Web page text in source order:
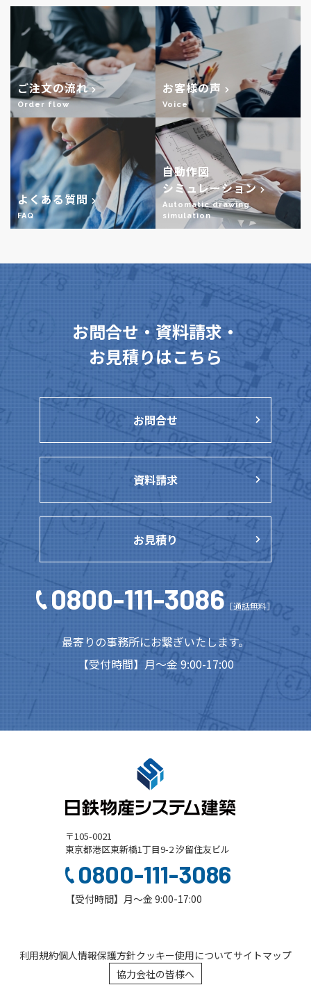
ご注文の流れ
Order flow
お客様の声
Voice
よくある質問
FAQ
自動作図
シミュレーション
Automatic drawing
simulation
お問合せ・資料請求・
お見積りはこちら
お問合せ
資料請求
お見積り
0800-111-3086 ［通話無料］
最寄りの事務所にお繋ぎいたします。
【受付時間】月～金 9:00-17:00
〒105-0021
東京都港区東新橋1丁目9-2 汐留住友ビル
0800-111-3086
【受付時間】月～金 9:00-17:00
利用規約個人情報保護方針クッキー使用についてサイトマップ
協力会社の皆様へ